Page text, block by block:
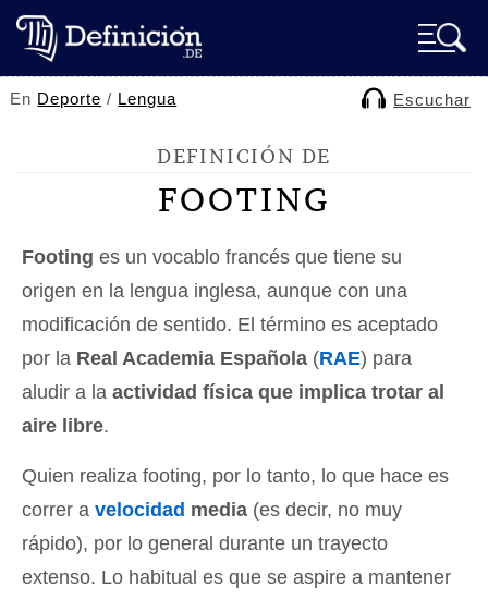
En Deporte / Lengua Escuchar
DEFINICIÓN DE
FOOTING
Footing es un vocablo francés que tiene su
origen en la lengua inglesa, aunque con una
modificación de sentido. El término es aceptado
por la Real Academia Española (RAE) para
aludir a la actividad física que implica trotar al
aire libre.
Quien realiza footing, por lo tanto, lo que hace es
correr a velocidad media (es decir, no muy
rápido), por lo general durante un trayecto
extenso. Lo habitual es que se aspire a mantener